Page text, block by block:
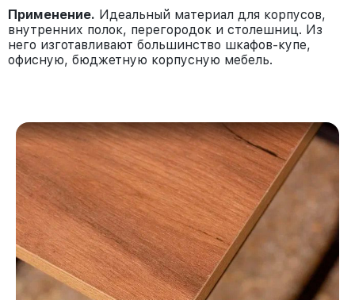
Применение. Идеальный материал для корпусов,
внутренних полок, перегородок и столешниц. Из
него изготавливают большинство шкафов-купе,
офисную, бюджетную корпусную мебель.